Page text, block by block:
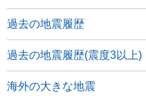
過去の地震履歴
過去の地震履歴(震度3以上)
海外の大きな地震